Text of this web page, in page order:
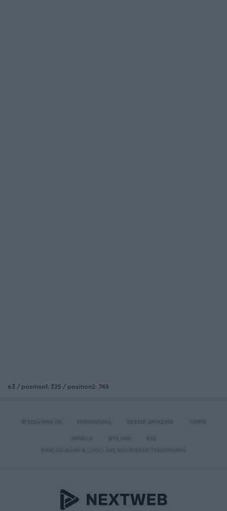
63 / position1: 325 / position2: 745
© 2026 PINK.GR ΕΠΙΚΟΙΝΩΝΙΑ ΘΕΣΕΙΣ ΕΡΓΑΣΙΑΣ TERMS
PRIVACY SITE MAP
RSS
PINK.GR NAME & LOGO ARE REGISTERED TRADEMARKS